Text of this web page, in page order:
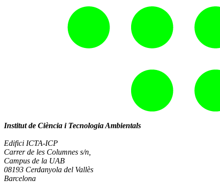
Institut de Ciència i Tecnologia Ambientals
Edifici ICTA-ICP
Carrer de les Columnes s/n,
Campus de la UAB
08193 Cerdanyola del Vallès
Barcelona